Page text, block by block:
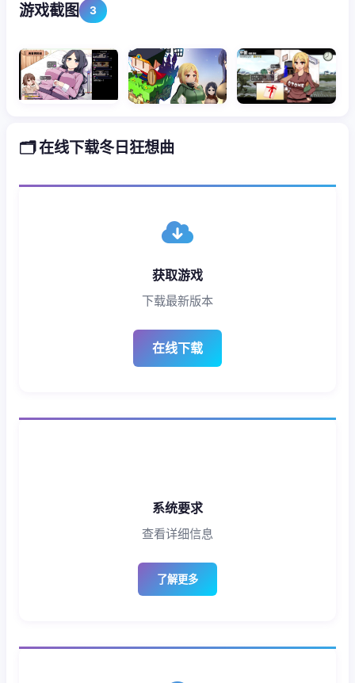
游戏截图 3
🗂️ 在线下载冬日狂想曲
获取游戏
下载最新版本
在线下载
系统要求
查看详细信息
了解更多